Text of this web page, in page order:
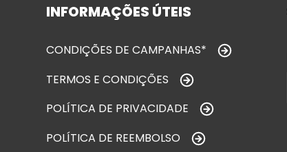
INFORMAÇÕES ÚTEIS
CONDIÇÕES DE CAMPANHAS*
TERMOS E CONDIÇÕES
POLÍTICA DE PRIVACIDADE
POLÍTICA DE REEMBOLSO